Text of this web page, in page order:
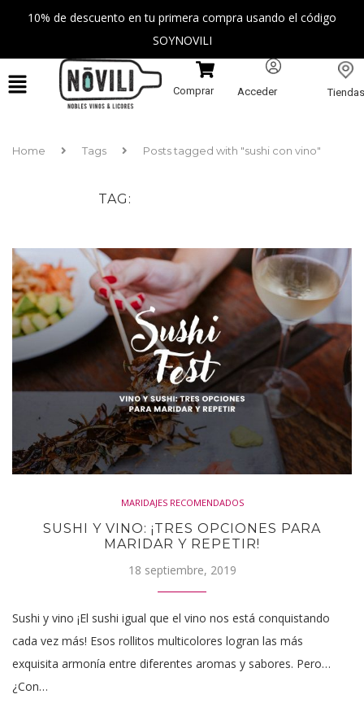
10% de descuento en tu primera compra usando el código
SOYNOVILI
Comprar Acceder Tiendas
Home Tags Posts tagged with "sushi con vino"
TAG
MARIDAJES RECOMENDADOS
SUSHI Y VINO: ¡TRES OPCIONES PARA
MARIDAR Y REPETIR!
18 septiembre, 2019
Sushi y vino ¡El sushi igual que el vino nos está conquistando
cada vez más! Esos rollitos multicolores logran las más
exquisita armonía entre diferentes aromas y sabores. Pero…
¿Con…